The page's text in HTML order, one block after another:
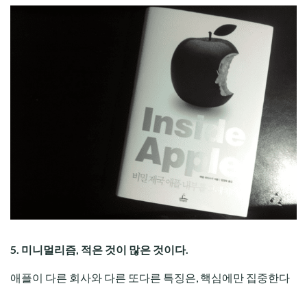
5. 미니멀리즘, 적은 것이 많은 것이다.
애플이 다른 회사와 다른 또다른 특징은, 핵심에만 집중한다